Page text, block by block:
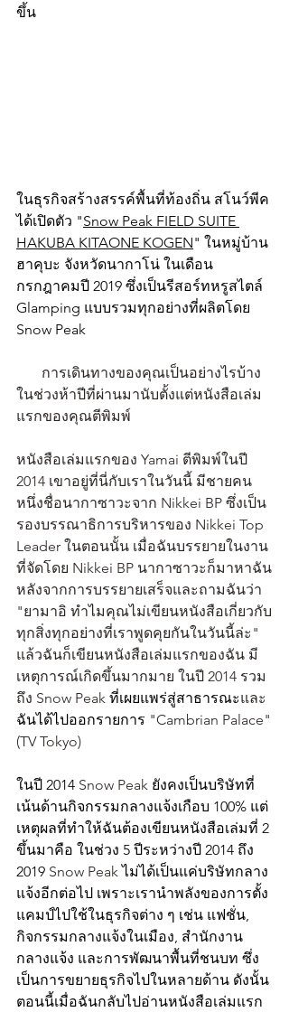
ขึ้น
ในธุรกิจสร้างสรรค์พื้นที่ท้องถิ่น สโนว์พีค
ได้เปิดตัว "Snow Peak FIELD SUITE
HAKUBA KITAONE KOGEN" ในหมู่บ้าน
ฮาคุบะ จังหวัดนากาโน่ ในเดือน
กรกฎาคมปี 2019 ซึ่งเป็นรีสอร์ทหรูสไตล์
Glamping แบบรวมทุกอย่างที่ผลิตโดย
Snow Peak
ในช่วงห้าปีที่ผ่านมานับตั้งแต่หนังสือเล่ม
แรกของคุณตีพิมพ์
หนังสือเล่มแรกของ Yamai ตีพิมพ์ในปี
2014 เขาอยู่ที่นี่กับเราในวันนี้ มีชายคน
หนึ่งชื่อนากาซาวะจาก Nikkei BP ซึ่งเป็น
รองบรรณาธิการบริหารของ Nikkei Top
Leader ในตอนนั้น เมื่อฉันบรรยายในงาน
ที่จัดโดย Nikkei BP นากาซาวะก็มาหาฉัน
หลังจากการบรรยายเสร็จและถามฉันว่า
"ยามาอิ ทำไมคุณไม่เขียนหนังสือเกี่ยวกับ
ทุกสิ่งทุกอย่างที่เราพูดคุยกันในวันนี้ล่ะ"
แล้วฉันก็เขียนหนังสือเล่มแรกของฉัน มี
เหตุการณ์เกิดขึ้นมากมาย ในปี 2014 รวม
ถึง Snow Peak ที่เผยแพร่สู่สาธารณะและ
ฉันได้ไปออกรายการ "Cambrian Palace"
(TV Tokyo)
ในปี 2014 Snow Peak ยังคงเป็นบริษัทที่
เน้นด้านกิจกรรมกลางแจ้งเกือบ 100% แต่
เหตุผลที่ทำให้ฉันต้องเขียนหนังสือเล่มที่ 2
ขึ้นมาคือ ในช่วง 5 ปีระหว่างปี 2014 ถึง
2019 Snow Peak ไม่ได้เป็นแค่บริษัทกลาง
แจ้งอีกต่อไป เพราะเรานำพลังของการตั้ง
แคมป์ไปใช้ในธุรกิจต่าง ๆ เช่น แฟชั่น,
กิจกรรมกลางแจ้งในเมือง, สำนักงาน
กลางแจ้ง และการพัฒนาพื้นที่ชนบท ซึ่ง
เป็นการขยายธุรกิจไปในหลายด้าน ดังนั้น
ตอนนี้เมื่อฉันกลับไปอ่านหนังสือเล่มแรก